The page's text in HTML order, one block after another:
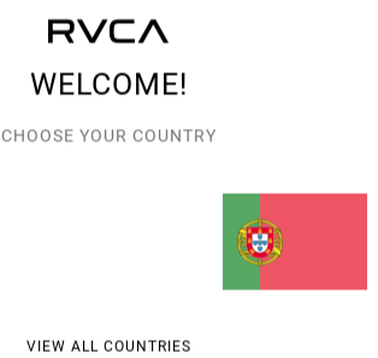
WELCOME!
CHOOSE YOUR COUNTRY
VIEW ALL COUNTRIES